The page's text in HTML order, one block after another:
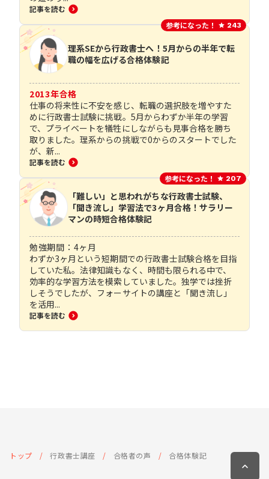
記事を読む
参考になった！ 243
理系SEから行政書士へ！5月からの半年で転
職の幅を広げる合格体験記
2013年合格
仕事の将来性に不安を感じ、転職の選択肢を増やすた
めに行政書士試験に挑戦。5月からわずか半年の学習
で、プライベートを犠牲にしながらも見事合格を勝ち
取りました。理系からの挑戦で0からのスタートでした
が、新...
記事を読む
参考になった！ 207
「難しい」と思われがちな行政書士試験、
「聞き流し」学習法で3ヶ月合格！サラリー
マンの時短合格体験記
勉強期間： 4ヶ月
わずか3ヶ月という短期間での行政書士試験合格を目指
していた私。法律知識もなく、時間も限られる中で、
効率的な学習方法を模索していました。独学では挫折
しそうでしたが、フォーサイトの講座と「聞き流し」
を活用...
記事を読む
トップ 行政書士講座 合格者の声 合格体験記